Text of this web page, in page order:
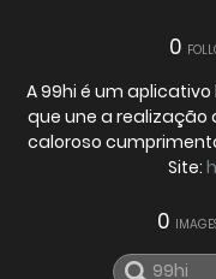
0
A 99hi é um
que une a realização
caloroso
Site:
0